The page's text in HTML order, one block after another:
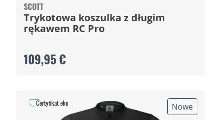
SCOTT
Trykotowa koszulka z długim
rękawem RC Pro
109,95 €
Nowe
Certyfikat eko